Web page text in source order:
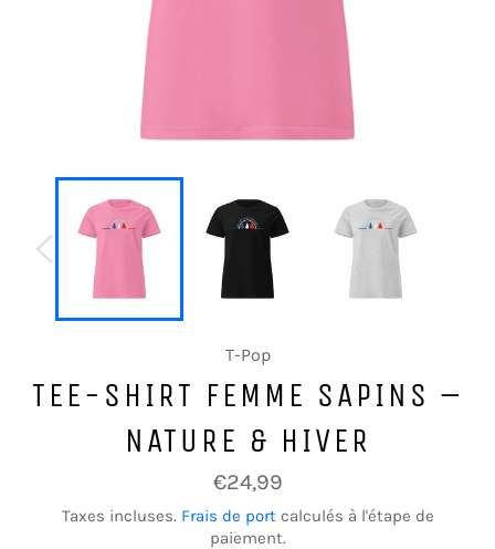
T-Pop
TEE-SHIRT FEMME SAPINS –
NATURE & HIVER
Prix
régulier
€24,99
Taxes incluses. Frais de portcalculés à l'étape de
paiement.